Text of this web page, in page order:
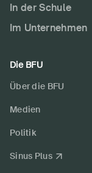
In der Schule
Im Unternehmen
Die BFU
Über die BFU
Medien
Politik
Sinus Plus